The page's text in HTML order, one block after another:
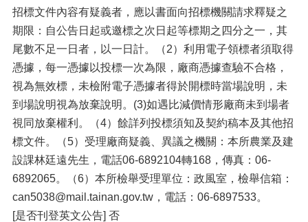
招標文件內容有疑義者，應以書面向招標機關請求釋疑之
期限：自公告日起或邀標之次日起等標期之四分之一，其
尾數不足一日者，以一日計。（2）利用電子領標者須取得
憑據，每一憑據以投標一次為限，廠商憑據查驗不合格，
視為無效標，未檢附電子憑據者得於開標時當場說明，未
到場說明視為放棄說明。(3)如遇比減價情形廠商未到場者
視同放棄權利。（4）餘詳列投標須知及契約稿本及其他招
標文件。（5）受理廠商疑義、異議之機關：本所農業及建
設課林廷遠先生，電話06-6892104轉168，傳真：06-
6892065。（6）本所檢舉受理單位：政風室，檢舉信箱：
can5038@mail.tainan.gov.tw，電話：06-6897533。
[是否刊登英文公告] 否